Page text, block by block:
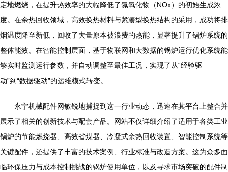
定地燃烧，在提升热效率的大幅降低了氮氧化物（NOx）的初始生成浓
度。在余热回收领域，高效换热材料与紧凑型换热结构的采用，成功将排
烟温度降至新低，回收了大量原本被浪费的热能，显著提升了锅炉系统的
整体能效。在智能控制层面，基于物联网和大数据的锅炉运行优化系统能
够实时监测运行参数，并自动调整至最佳工况，实现了从“经验驱
动”到“数据驱动”的运维模式转变。
永宁机械配件网敏锐地捕捉到这一行业动态，迅速在其平台上整合并
展示了相关的创新技术与配套产品。网站不仅详细介绍了适用于各类工业
锅炉的节能燃烧器、高效省煤器、冷凝式余热回收装置、智能控制系统等
关键配件，还提供了丰富的技术案例、行业标准与改造方案。这为众多面
临环保压力与成本控制挑战的锅炉使用单位，以及寻求市场突破的配件制